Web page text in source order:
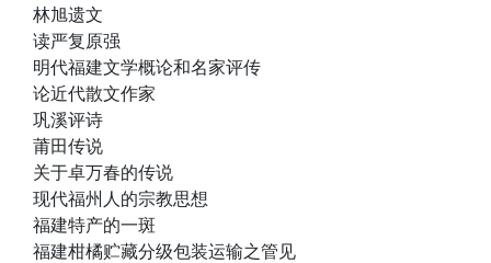
林旭遗文
读严复原强
明代福建文学概论和名家评传
论近代散文作家
巩溪评诗
莆田传说
关于卓万春的传说
现代福州人的宗教思想
福建特产的一斑
福建柑橘贮藏分级包装运输之管见